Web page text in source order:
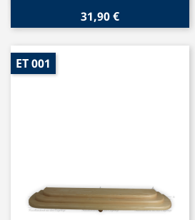
31,90 €
ET 001